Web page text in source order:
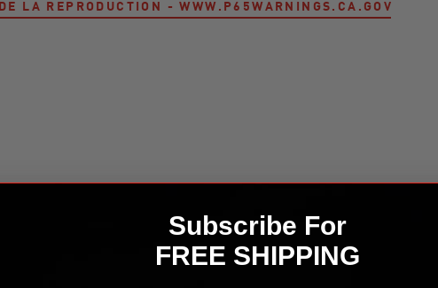
LA REPRODUCTION - WWW.P65WARNINGS.CA.GOV
Subscribe For
FREE SHIPPING